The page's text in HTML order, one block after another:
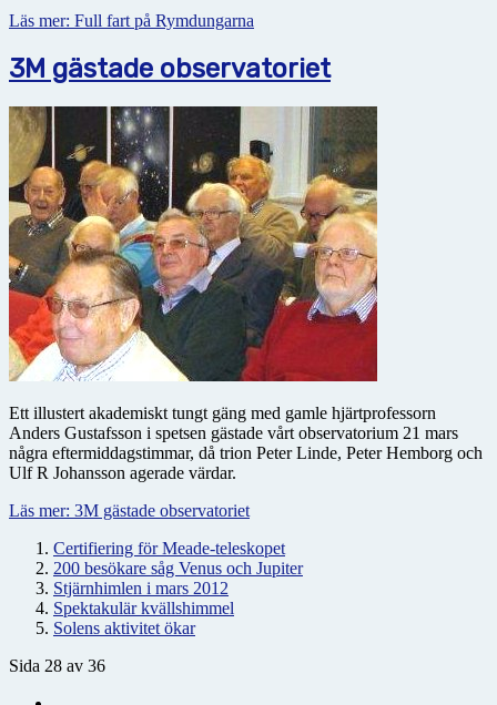
Läs mer: Full fart på Rymdungarna
3M gästade observatoriet
Ett illustert akademiskt tungt gäng med gamle hjärtprofessorn
Anders Gustafsson i spetsen gästade vårt observatorium 21 mars
några eftermiddagstimmar, då trion Peter Linde, Peter Hemborg och
Ulf R Johansson agerade värdar.
Läs mer: 3M gästade observatoriet
Certifiering för Meade-teleskopet
200 besökare såg Venus och Jupiter
Stjärnhimlen i mars 2012
Spektakulär kvällshimmel
Solens aktivitet ökar
Sida 28 av 36